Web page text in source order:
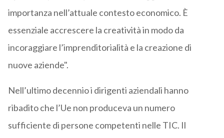
importanza nell’attuale contesto economico. È
essenziale accrescere la creatività in modo da
incoraggiare l’imprenditorialità e la creazione di
nuove aziende".
Nell’ultimo decennio i dirigenti aziendali hanno
ribadito che l’Ue non produceva un numero
sufficiente di persone competenti nelle TIC. Il